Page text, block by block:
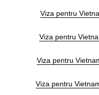
Viza pentru
Viza pentru
Viza pentru
Viza pentru